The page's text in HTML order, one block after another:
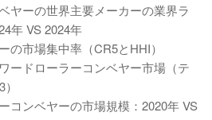
ヤーの世界主要メーカーの業界ラ
年 VS 2024年
の市場集中率（CR5とHHI）
ードローラーコンベヤー市場（テ
コンベヤーの市場規模：2020年 VS